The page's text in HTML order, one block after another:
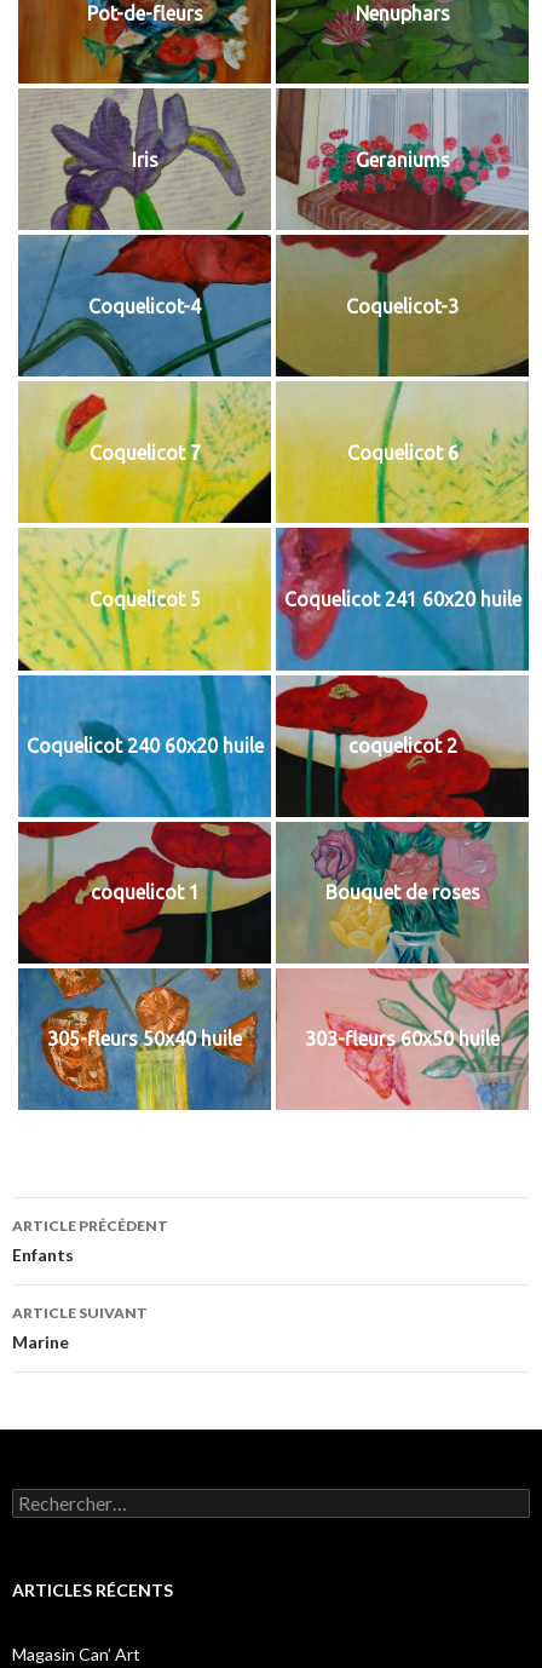
Pot-de-fleurs Nenuphars
Iris Geraniums
Coquelicot-4 Coquelicot-3
Coquelicot 7 Coquelicot 6
Coquelicot 5 Coquelicot 241 60x20 huile
Coquelicot 240 60x20 huile coquelicot 2
coquelicot 1 Bouquet de roses
305-fleurs 50x40 huile 303-fleurs 60x50 huile
Navigation
des
articles
ARTICLE PRÉCÉDENT
Enfants
ARTICLE SUIVANT
Marine
Rechercher :
ARTICLES RÉCENTS
Magasin Can’ Art